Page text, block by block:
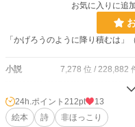
お気に入りに追
「かげろうのように降り積むは」
小説 7,278 位 / 228,882
お気に入り 5
24h.ポイント 212pt
13
絵本
詩 非ほっこり